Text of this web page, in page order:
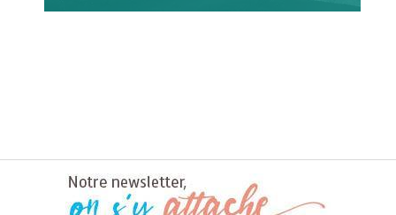
HÔTEL LE CLOS DU MONTVINAGE